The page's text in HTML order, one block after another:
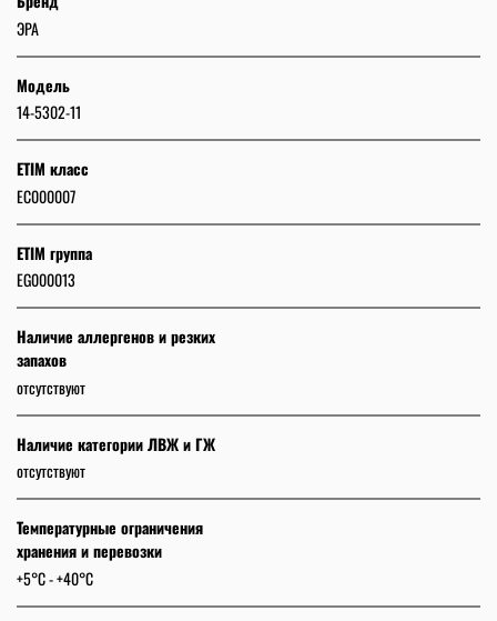
ЭРА
Модель
14-5302-11
ETIM класс
EC000007
ETIM группа
EG000013
Наличие аллергенов и резких
запахов
отсутствуют
Наличие категории ЛВЖ и ГЖ
отсутствуют
Температурные ограничения
хранения и перевозки
+5°C - +40°C